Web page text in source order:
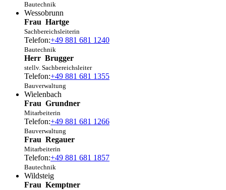
Bautechnik
Wessobrunn
Frau Hartge
Sachbereichsleiterin
Telefon:+49 881 681 1240
Bautechnik
Herr Brugger
stellv. Sachbereichsleiter
Telefon:+49 881 681 1355
Bauverwaltung
Wielenbach
Frau Grundner
Mitarbeiterin
Telefon:+49 881 681 1266
Bauverwaltung
Frau Regauer
Mitarbeiterin
Telefon:+49 881 681 1857
Bautechnik
Wildsteig
Frau Kemptner